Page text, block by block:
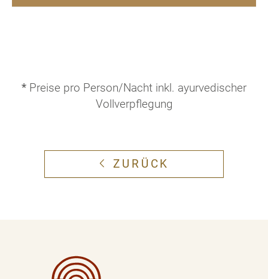
* Preise pro Person/Nacht inkl. ayurvedischer
Vollverpflegung
ZURÜCK